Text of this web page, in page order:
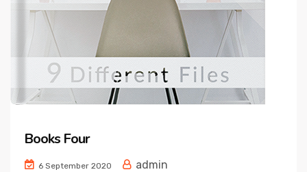
Books Four
6 September 2020 admin